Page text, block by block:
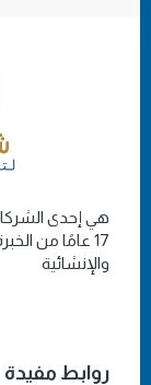
هي إحدى
17 عامًا من
والإنشائية
روابط مفيدة